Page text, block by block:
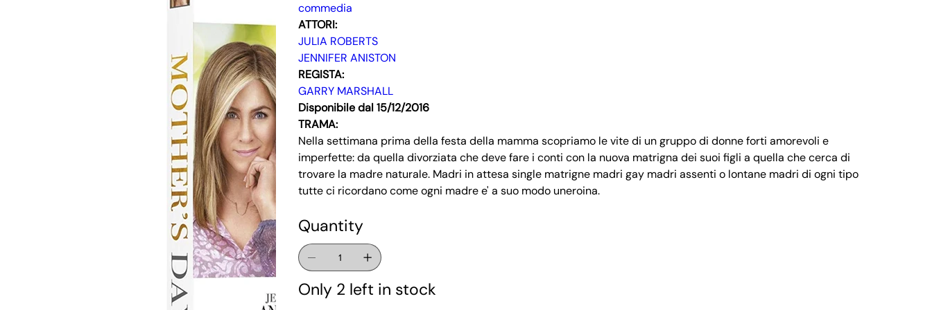
commedia
ATTORI:
JULIA ROBERTS
JENNIFER ANISTON
REGISTA:
GARRY MARSHALL
Disponibile dal 15/12/2016
TRAMA:
Nella settimana prima della festa della mamma scopriamo le vite di un gruppo di donne forti amorevoli e
imperfette: da quella divorziata che deve fare i conti con la nuova matrigna dei suoi figli a quella che cerca di
trovare la madre naturale. Madri in attesa single matrigne madri gay madri assenti o lontane madri di ogni tipo
tutte ci ricordano come ogni madre e' a suo modo uneroina.
Quantity
Only 2 left in stock